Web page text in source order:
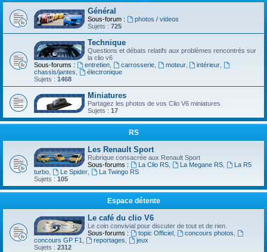
Général
Sous-forum :
photos / videos
Sujets : 725
Technique
Questions et débats relatifs aux problèmes rencontrés sur
la clio v6
Sous-forums :
entretien, carrosserie, moteur, intérieur,
chassis/jantes,
électronique
Sujets : 1468
Miniatures
Partagez les photos de vos Clio V6 miniatures
Sujets : 17
RS
Les Renault Sport
Rubrique consacrée aux Renault Sport
Sous-forums :
La Clio RS, La Megane RS,
La R5
turbo, Le Spider,
La Twingo RS
Sujets : 105
Espace détente
Le café du clio V6
Le coin convivial pour discuter de tout et de rien.
Sous-forums :
topic Officiel , concours photos,
concours GP F1, reportages,
jeux
Sujets : 2312